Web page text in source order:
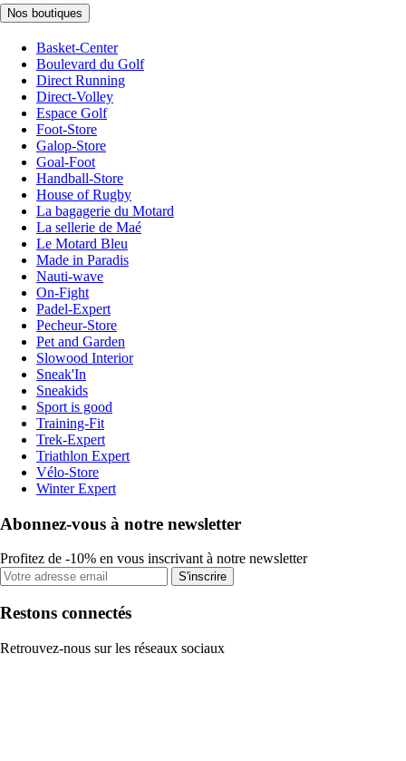
Nos boutiques
Basket-Center
Boulevard du Golf
Direct Running
Direct-Volley
Espace Golf
Foot-Store
Galop-Store
Goal-Foot
Handball-Store
House of Rugby
La bagagerie du Motard
La sellerie de Maé
Le Motard Bleu
Made in Paradis
Nauti-wave
On-Fight
Padel-Expert
Pecheur-Store
Pet and Garden
Slowood Interior
Sneak'In
Sneakids
Sport is good
Training-Fit
Trek-Expert
Triathlon Expert
Vélo-Store
Winter Expert
Abonnez-vous à notre newsletter
Profitez de -10% en vous inscrivant à notre newsletter
S'inscrire
Restons connectés
Retrouvez-nous sur les réseaux sociaux